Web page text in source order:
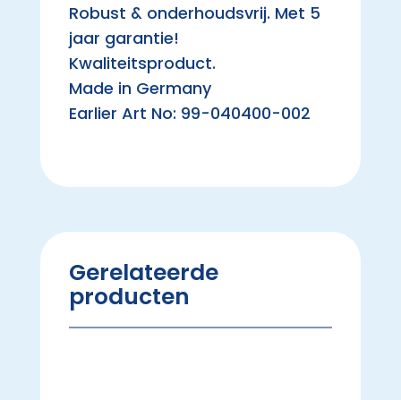
Robust & onderhoudsvrij. Met 5
jaar garantie!
Kwaliteitsproduct.
Made in Germany
Earlier Art No: 99-040400-002
Gerelateerde
producten